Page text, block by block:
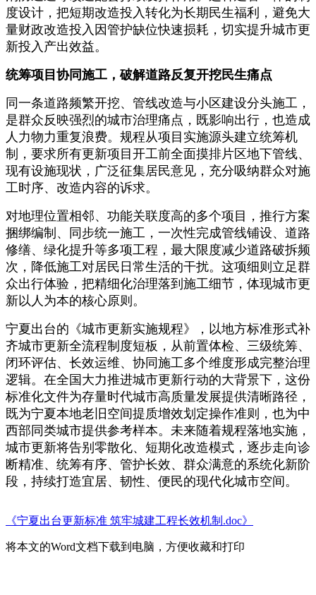
度设计，把短期改造投入转化为长期民生福利，避免大
量财政改造投入因管护缺位快速损耗，切实提升城市更
新投入产出效益。
统筹项目协同施工，破解道路反复开挖民生痛点
同一条道路频繁开挖、管线改造与小区建设分头施工，
是群众反映强烈的城市治理痛点，既影响出行，也造成
人力物力重复浪费。规程从项目实施源头建立统筹机
制，要求所有更新项目开工前全面摸排片区地下管线、
现有设施现状，广泛征集居民意见，充分吸纳群众对施
工时序、改造内容的诉求。
对地理位置相邻、功能关联度高的多个项目，推行方案
捆绑编制、同步统一施工，一次性完成管线铺设、道路
修缮、绿化提升等多项工程，最大限度减少道路破拆频
次，降低施工对居民日常生活的干扰。这项细则立足群
众出行体验，把精细化治理落到施工细节，体现城市更
新以人为本的核心原则。
宁夏出台的《城市更新实施规程》，以地方标准形式补
齐城市更新全流程制度短板，从前置体检、三级统筹、
闭环评估、长效运维、协同施工多个维度形成完整治理
逻辑。在全国大力推进城市更新行动的大背景下，这份
标准化文件为存量时代城市高质量发展提供清晰路径，
既为宁夏本地老旧空间提质增效划定操作准则，也为中
西部同类城市提供参考样本。未来随着规程落地实施，
城市更新将告别零散化、短期化改造模式，逐步走向诊
断精准、统筹有序、管护长效、群众满意的系统化新阶
段，持续打造宜居、韧性、便民的现代化城市空间。
《宁夏出台更新标准 筑牢城建工程长效机制.doc》
将本文的Word文档下载到电脑，方便收藏和打印